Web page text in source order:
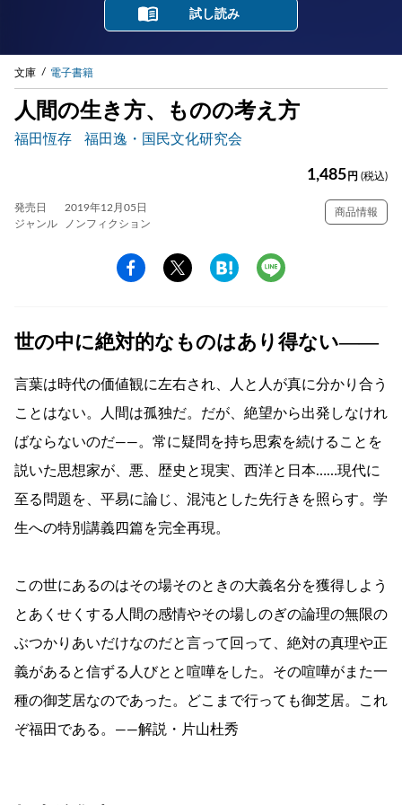
試し読み
文庫 電子書籍
人間の生き方、ものの考え方
福田恆存 福田逸・国民文化研究会
1,485 円 (税込)
発売日
2019年12月05日
ジャンル
ノンフィクション
商品情報
世の中に絶対的なものはあり得ない――
言葉は時代の価値観に左右され、人と人が真に分かり合う
ことはない。人間は孤独だ。だが、絶望から出発しなけれ
ばならないのだ――。常に疑問を持ち思索を続けることを
説いた思想家が、悪、歴史と現実、西洋と日本……現代に
至る問題を、平易に論じ、混沌とした先行きを照らす。学
生への特別講義四篇を完全再現。
この世にあるのはその場そのときの大義名分を獲得しよう
とあくせくする人間の感情やその場しのぎの論理の無限の
ぶつかりあいだけなのだと言って回って、絶対の真理や正
義があると信ずる人びとと喧嘩をした。その喧嘩がまた一
種の御芝居なのであった。どこまで行っても御芝居。これ
ぞ福田である。――解説・片山杜秀